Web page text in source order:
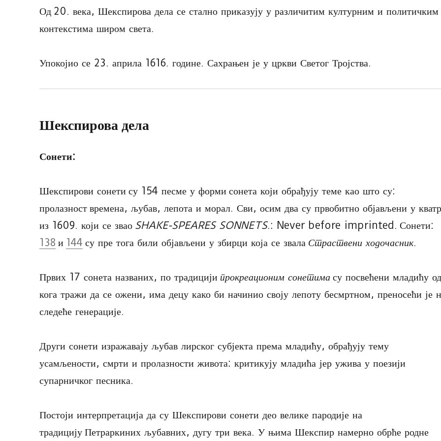
Од 20. века, Шекспирова дела се стално приказују у различитим културним и политичким
контекстима широм света.
Упокојио се 23. априла 1616. године. Сахрањен је у цркви Светог Тројства.
Шекспирова дела
Сонети:
Шекспирови сонети су 154 песме у форми сонета који обрађују теме као што су:
пролазност времена, љубав, лепота и морал. Сви, осим два су првобитно објављени у
из 1609. који се звао SHAKE-SPEARES SONNETS.: Never before imprinted. Сонети:
138 и 144 су пре тога били објављени у збирци која се звала Страствени ходочасник.
Првих 17 сонета названих, по традицији прокреационим сонетима су посвећени младићу
кога тражи да се ожени, има децу како би начинио своју лепоту бесмртном, преносећи је
следеће генерације.
Други сонети изражавају љубав лирског субјекта према младићу, обрађују тему
усамљености, смрти и пролазности живота: критикују младића јер ужива у поезији
супарничког песника.
Постоји интерпретација да су Шекспирови сонети део велике пародије на
традицију Петраркиних љубавних, дугу три века. У њима Шекспир намерно обрће родне